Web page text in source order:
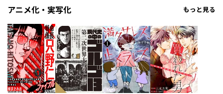
アニメ化・実写化 もっと見る